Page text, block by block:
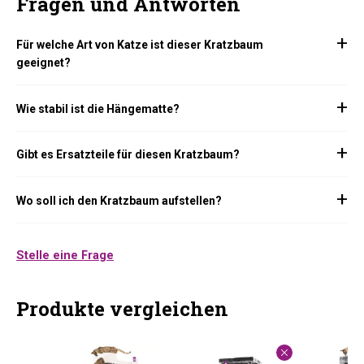
Für welche Art von Katze ist dieser Kratzbaum
geeignet?
Wie stabil ist die Hängematte?
Gibt es Ersatzteile für diesen Kratzbaum?
Wo soll ich den Kratzbaum aufstellen?
Stelle eine Frage
Produkte vergleichen